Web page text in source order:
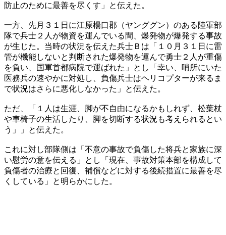
防止のために最善を尽くす」と伝えた。
一方、先月３１日に江原楊口郡（ヤンググン）のある陸軍部
隊で兵士２人が物資を運んでいる間、爆発物が爆発する事故
が生じた。当時の状況を伝えた兵士Ｂは「１０月３１日に雷
管が機能しないと判断された爆発物を運んで勇士２人が重傷
を負い、国軍首都病院で運ばれた」とし「幸い、哨所にいた
医務兵の速やかに対処し、負傷兵士はヘリコプターが来るま
で状況はさらに悪化しなかった」と伝えた。
ただ、「１人は生涯、脚が不自由になるかもしれず、松葉杖
や車椅子の生活したり、脚を切断する状況も考えられるとい
う」」と伝えた。
これに対し部隊側は「不意の事故で負傷した将兵と家族に深
い慰労の意を伝える」とし「現在、事故対策本部を構成して
負傷者の治療と回復、補償などに対する後続措置に最善を尽
くしている」と明らかにした。